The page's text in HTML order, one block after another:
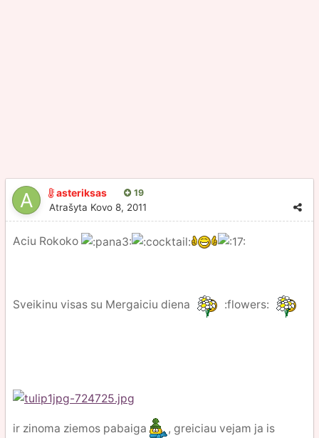
asteriksas 19
Atrašyta Kovo 8, 2011
Aciu Rokoko
Sveikinu visas su Mergaiciu diena :flowers:
ir zinoma ziemos pabaiga
, greiciau vejam ja is